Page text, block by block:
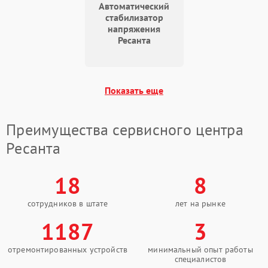
Поломка системы защиты
1000 ₽
Автоматический
стабилизатор
напряжения
Ресанта
Показать еще
Преимущества сервисного центра
Ресанта
18
сотрудников в штате
8
лет на рынке
1187
отремонтированных устройств
3
минимальный опыт работы
специалистов